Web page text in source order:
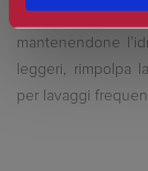
mantenendone
leggeri, rimpolpa
per lavaggi